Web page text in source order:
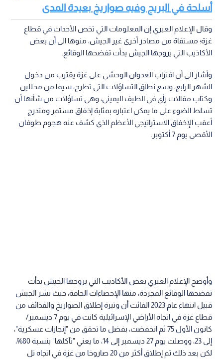
أسلحة في البريج وفيه صواريخ بعيدة المدى
وقال الإعلام العبري إن المعلومات التي تخص الأحداث في قطاع
غزة؛ مستقاة من مصادر أخرى غير الجيش، منوها الى أن بعض
الأكاذيب التي يروجها الجيش بدأت تفضحها الوقائع.
وأشار الى أن اقتراب العدوان الوحشي على غزة يقترب من دخول
الشهر الرابع، وسع نطاق التساؤلات التي تطرح، سيما من محللين
وكتاب مقالات رأي في الطيف اليميني، وهي تساؤلات من شأنها أن
تسلط الضوء على ما يمكن اعتباره بمثابة إخفاق مستمر ومتدرج
أعقب الإخفاق الاستراتيجي الأعظم الذي كشف عنه هجوم طوفان
الأقصى يوم 7 أكتوبر.
وأوضح الإعلام العبري بعض الأكاذيب التي يروجها الجيش بدأت
تفضحها الوقائع المجردة، منها الإحصاءات الجافة، حيث نشر الجيش
قبيل انتهاء عام 2023 الفائت أن وتيرة إطلاق الصواريخ والقذائف من
قطاع غزة في اتجاه الأراضي الإسرائيلية كانت في يوم 7 ديسمبر/
كانون الأول 75 ثم انخفضت، بفضل ما تحقق من "إنجازات عسكرية"،
إلى 23، ووصلت يوم 27 ديسمبر إلى 14، ما يعني "تآكلها" بنسبة 80%،
لكن بعد ذلك تم إطلاق أكثر من 20 صاروخا من غزة في اتجاه تل